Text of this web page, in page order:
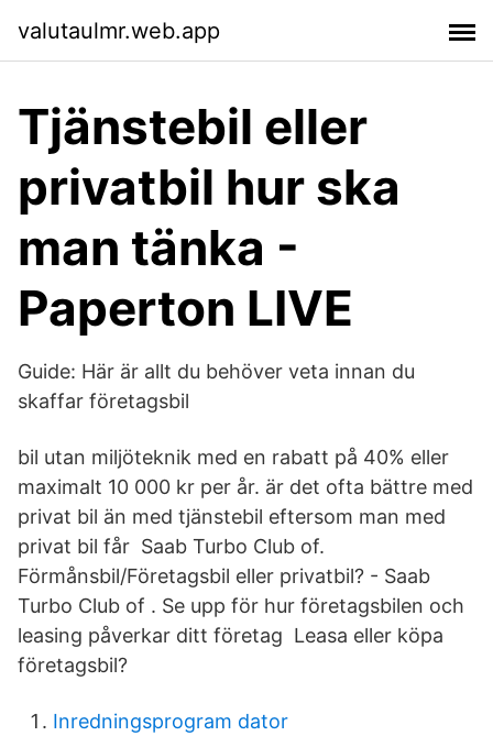
valutaulmr.web.app
Tjänstebil eller
privatbil hur ska
man tänka -
Paperton LIVE
Guide: Här är allt du behöver veta innan du
skaffar företagsbil
bil utan miljöteknik med en rabatt på 40% eller
maximalt 10 000 kr per år. är det ofta bättre med
privat bil än med tjänstebil eftersom man med
privat bil får Saab Turbo Club of.
Förmånsbil/Företagsbil eller privatbil? - Saab
Turbo Club of . Se upp för hur företagsbilen och
leasing påverkar ditt företag Leasa eller köpa
företagsbil?
Inredningsprogram dator